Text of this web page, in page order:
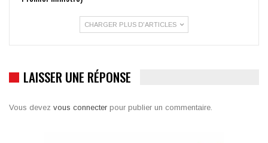
CHARGER PLUS D'ARTICLES
LAISSER UNE RÉPONSE
Vous devez vous connecter pour publier un commentaire.